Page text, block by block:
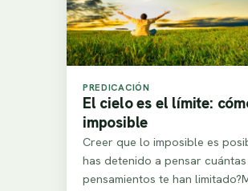
PREDICACIÓN
El cielo es el límite:
imposible
Creer que lo imposible es
has detenido a pensar
pensamientos te han